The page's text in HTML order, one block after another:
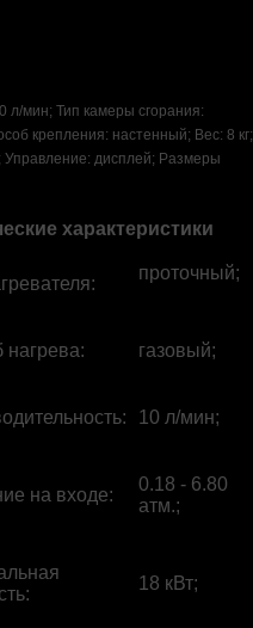
л/мин; Тип камеры сгорания:
крепления: настенный; Вес: 8 кг;
Управление: дисплей; Размеры
характеристики
:
проточный;
нагрева: газовый;
: 10 л/мин;
на входе:
0.18 - 6.80
атм.;
:
18 кВт;